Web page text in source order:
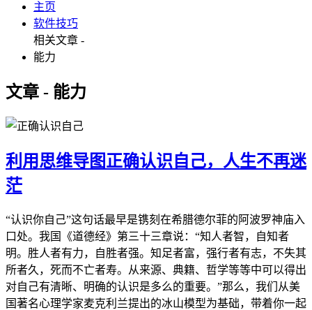
主页
软件技巧
相关文章 -
能力
文章 - 能力
利用思维导图正确认识自己，人生不再迷
茫
“认识你自己”这句话最早是镌刻在希腊德尔菲的阿波罗神庙入
口处。我国《道德经》第三十三章说：“知人者智，自知者
明。胜人者有力，自胜者强。知足者富，强行者有志，不失其
所者久，死而不亡者寿。从来源、典籍、哲学等等中可以得出
对自己有清晰、明确的认识是多么的重要。”那么，我们从美
国著名心理学家麦克利兰提出的冰山模型为基础，带着你一起